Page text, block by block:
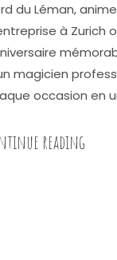
du Léman,
à Zurich
magicien
occasion en
reading